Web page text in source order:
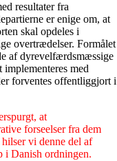
resultater fra
er enige om, at
skal opdeles i
overtrædelser. Formålet
af dyrevelfærdsmæssige
med
forventes offentliggjort i
at
forseelser fra dem
vi denne del af
i Danish ordningen.